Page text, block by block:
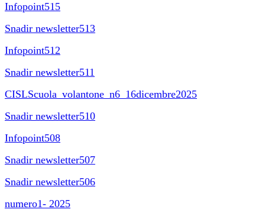
Infopoint515
Snadir newsletter513
Infopoint512
Snadir newsletter511
CISLScuola_volantone_n6_16dicembre2025
Snadir newsletter510
Infopoint508
Snadir newsletter507
Snadir newsletter506
numero1- 2025